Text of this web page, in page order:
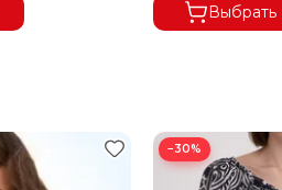
Выбрать
−30%